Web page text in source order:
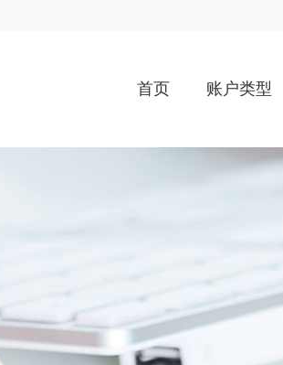
首页 账户类型